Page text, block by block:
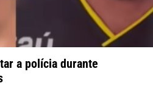
a polícia durante